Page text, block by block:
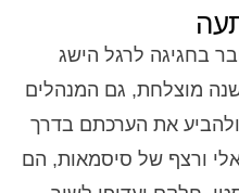
בחגיגה לרגל הישג
מוצלחת, גם המנהלים
את הערכתם בדרך
ורצף של סיסמאות, הם